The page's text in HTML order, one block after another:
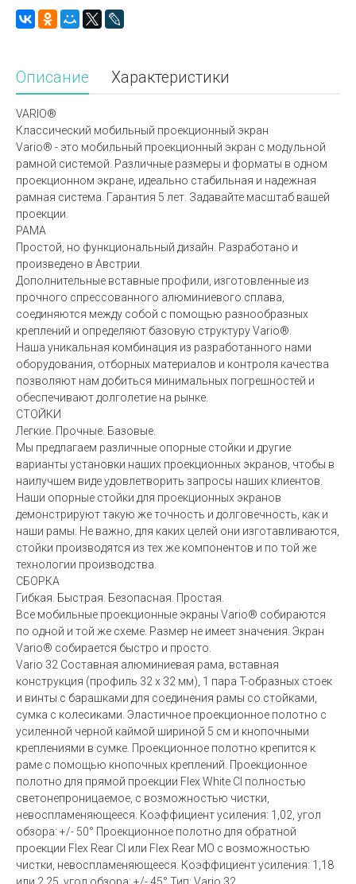
Описание Характеристики
VARIO®
Классический мобильный проекционный экран
Vario® - это мобильный проекционный экран с модульной
рамной системой. Различные размеры и форматы в одном
проекционном экране, идеально стабильная и надежная
рамная система. Гарантия 5 лет. Задавайте масштаб вашей
проекции.
РАМА
Простой, но функциональный дизайн. Разработано и
произведено в Австрии.
Дополнительные вставные профили, изготовленные из
прочного спрессованного алюминиевого сплава,
соединяются между собой с помощью разнообразных
креплений и определяют базовую структуру Vario®.
Наша уникальная комбинация из разработанного нами
оборудования, отборных материалов и контроля качества
позволяют нам добиться минимальных погрешностей и
обеспечивают долголетие на рынке.
СТОЙКИ
Легкие. Прочные. Базовые.
Мы предлагаем различные опорные стойки и другие
варианты установки наших проекционных экранов, чтобы в
наилучшем виде удовлетворить запросы наших клиентов.
Наши опорные стойки для проекционных экранов
демонстрируют такую же точность и долговечность, как и
наши рамы. Не важно, для каких целей они изготавливаются,
стойки производятся из тех же компонентов и по той же
технологии производства.
СБОРКА
Гибкая. Быстрая. Безопасная. Простая.
Все мобильные проекционные экраны Vario® собираются
по одной и той же схеме. Размер не имеет значения. Экран
Vario® собирается быстро и просто.
Vario 32 Составная алюминиевая рама, вставная
конструкция (профиль 32 x 32 мм), 1 пара T-образных стоек
и винты с барашками для соединения рамы со стойками,
сумка с колесиками. Эластичное проекционное полотно с
усиленной черной каймой шириной 5 см и кнопочными
креплениями в сумке. Проекционное полотно крепится к
раме с помощью кнопочных креплений. Проекционное
полотно для прямой проекции Flex White CI полностью
светонепроницаемое, с возможностью чистки,
невоспламеняющееся. Коэффициент усиления: 1,02, угол
обзора: +/- 50° Проекционное полотно для обратной
проекции Flex Rear CI или Flex Rear MO с возможностью
чистки, невоспламеняющееся. Коэффициент усиления: 1,18
или 2,25, угол обзора: +/- 45° Тип: Vario 32